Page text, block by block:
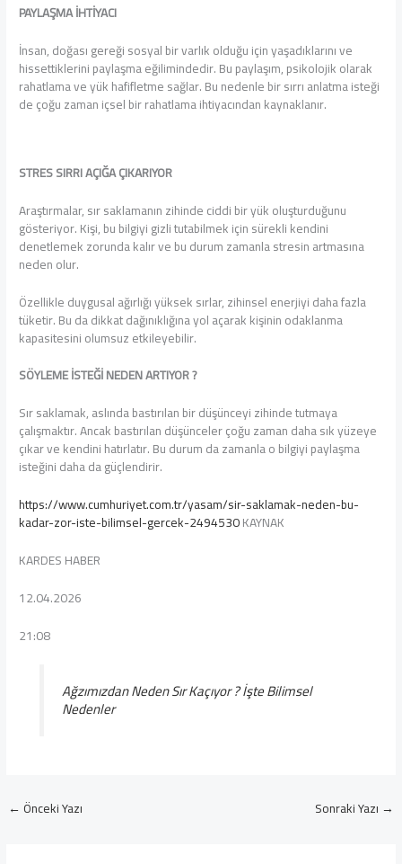
PAYLAŞMA İHTİYACI
İnsan, doğası gereği sosyal bir varlık olduğu için yaşadıklarını ve
hissettiklerini paylaşma eğilimindedir. Bu paylaşım, psikolojik olarak
rahatlama ve yük hafifletme sağlar. Bu nedenle bir sırrı anlatma isteği
de çoğu zaman içsel bir rahatlama ihtiyacından kaynaklanır.
STRES SIRRI AÇIĞA ÇIKARIYOR
Araştırmalar, sır saklamanın zihinde ciddi bir yük oluşturduğunu
gösteriyor. Kişi, bu bilgiyi gizli tutabilmek için sürekli kendini
denetlemek zorunda kalır ve bu durum zamanla stresin artmasına
neden olur.
Özellikle duygusal ağırlığı yüksek sırlar, zihinsel enerjiyi daha fazla
tüketir. Bu da dikkat dağınıklığına yol açarak kişinin odaklanma
kapasitesini olumsuz etkileyebilir.
SÖYLEME İSTEĞİ NEDEN ARTIYOR ?
Sır saklamak, aslında bastırılan bir düşünceyi zihinde tutmaya
çalışmaktır. Ancak bastırılan düşünceler çoğu zaman daha sık yüzeye
çıkar ve kendini hatırlatır. Bu durum da zamanla o bilgiyi paylaşma
isteğini daha da güçlendirir.
https://www.cumhuriyet.com.tr/yasam/sir-saklamak-neden-bu-
kadar-zor-iste-bilimsel-gercek-2494530KAYNAK
KARDES HABER
12.04.2026
21:08
Ağzımızdan Neden Sır Kaçıyor ? İşte Bilimsel
Nedenler
← Önceki Yazı Sonraki Yazı →